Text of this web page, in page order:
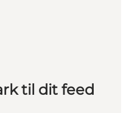
til dit feed